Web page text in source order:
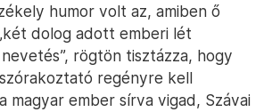
humor volt az, amiben ő
dolog adott emberi lét
rögtön tisztázza, hogy
regényre kell
magyar ember sírva vigad, Szávai